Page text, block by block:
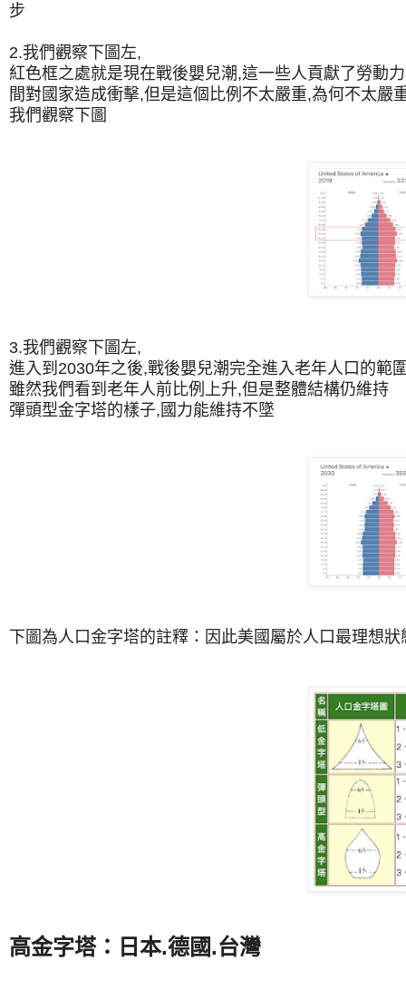
步
2.我們觀察下圖左,
紅色框之處就是現在戰後嬰兒潮,這一些人貢獻了勞動
間對國家造成衝擊,但是這個比例不太嚴重,為何不太嚴
我們觀察下圖
3.我們觀察下圖左,
進入到2030年之後,戰後嬰兒潮完全進入老年人口的範
雖然我們看到老年人前比例上升,但是整體結構仍維持
彈頭型金字塔的樣子,國力能維持不墜
下圖為人口金字塔的註釋：因此美國屬於人口最理想狀
高金字塔：日本.德國.台灣